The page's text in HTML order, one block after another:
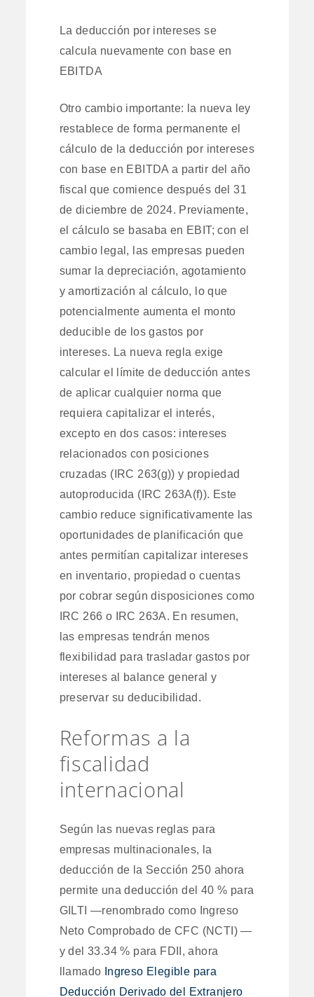
La deducción por intereses se
calcula nuevamente con base en
EBITDA
Otro cambio importante: la nueva ley
restablece de forma permanente el
cálculo de la deducción por intereses
con base en EBITDA a partir del año
fiscal que comience después del 31
de diciembre de 2024. Previamente,
el cálculo se basaba en EBIT; con el
cambio legal, las empresas pueden
sumar la depreciación, agotamiento
y amortización al cálculo, lo que
potencialmente aumenta el monto
deducible de los gastos por
intereses. La nueva regla exige
calcular el límite de deducción antes
de aplicar cualquier norma que
requiera capitalizar el interés,
excepto en dos casos: intereses
relacionados con posiciones
cruzadas (IRC 263(g)) y propiedad
autoproducida (IRC 263A(f)). Este
cambio reduce significativamente las
oportunidades de planificación que
antes permitían capitalizar intereses
en inventario, propiedad o cuentas
por cobrar según disposiciones como
IRC 266 o IRC 263A. En resumen,
las empresas tendrán menos
flexibilidad para trasladar gastos por
intereses al balance general y
preservar su deducibilidad.
Reformas a la
fiscalidad
internacional
Según las nuevas reglas para
empresas multinacionales, la
deducción de la Sección 250 ahora
permite una deducción del 40 % para
GILTI —renombrado como Ingreso
Neto Comprobado de CFC (NCTI) —
y del 33.34 % para FDII, ahora
llamado Ingreso Elegible para
Deducción Derivado del Extranjero